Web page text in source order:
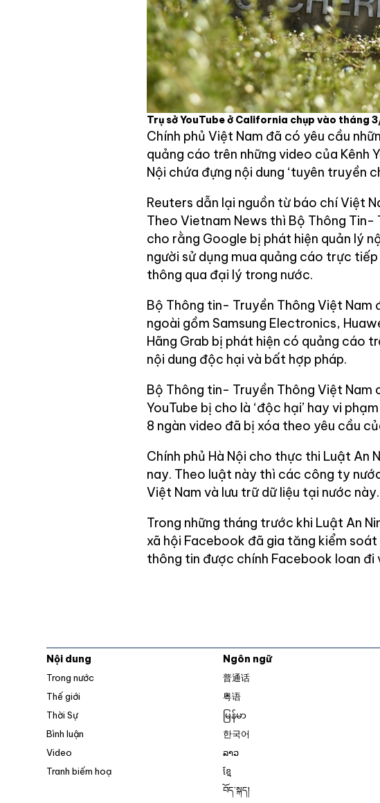
Trụ sở YouTube ở California chụp vào tháng
Chính phủ Việt Nam đã có yêu cầu
quảng cáo trên những video của Kênh
Nội chứa đựng nội dung ‘tuyên truyền
Reuters dẫn lại nguồn từ báo chí Việt
Theo Vietnam News thì Bộ Thông Tin-
cho rằng Google bị phát hiện quản lý
người sử dụng mua quảng cáo trực
thông qua đại lý trong nước.
Bộ Thông tin- Truyền Thông Việt
ngoài gồm Samsung Electronics,
Hãng Grab bị phát hiện có quảng cáo
nội dung độc hại và bất hợp pháp.
Bộ Thông tin- Truyền Thông Việt Nam
YouTube bị cho là ‘độc hại’ hay vi
8 ngàn video đã bị xóa theo yêu cầu
Chính phủ Hà Nội cho thực thi Luật An
nay. Theo luật này thì các công ty
Việt Nam và lưu trữ dữ liệu tại nước này.
Trong những tháng trước khi Luật An
xã hội Facebook đã gia tăng kiểm
thông tin được chính Facebook loan đi
Nội dung
Trong nước
Thế giới
Thời Sự
Bình luận
Video
Tranh biếm hoạ
Ngôn ngữ
普通话
粤语
မြန်မာ
한국어
ລາວ
ខ្មែ
བོད་སྐད།